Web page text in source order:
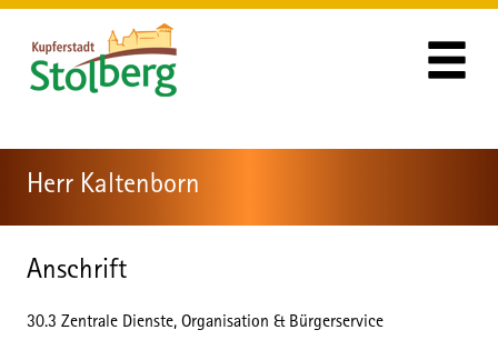
Zum Hauptinhalt springen
Zum Header
Zum Hauptinhalt
Zum Footer
Herr Kaltenborn
Anschrift
30.3 Zentrale Dienste, Organisation & Bürgerservice